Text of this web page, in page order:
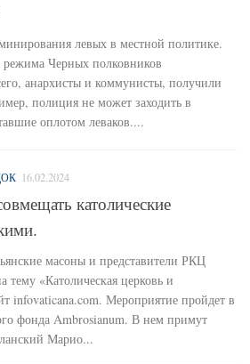
левых в местной политике.
Черных полковников
анархисты и коммунисты, получили
полиция не может заходить в
оплотом леваков....
16.02.2024
католические
масоны и представители РКЦ
тему «Католическая церковь и
infovaticana.com. Мероприятие пройдет в
фонда Ambrosianum. В нем примут
Марио...